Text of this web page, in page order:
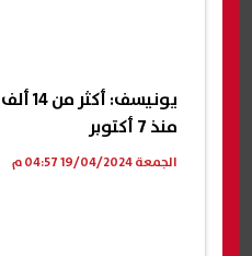
منذ 7 أكتوبر
الجمعة 19/04/2024 04:57 م